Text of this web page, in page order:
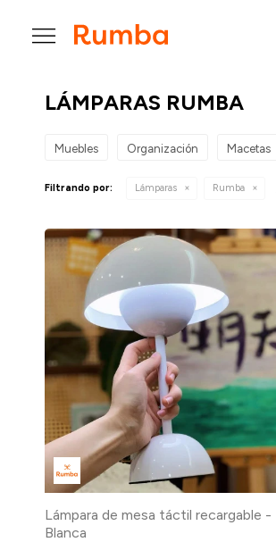

LÁMPARAS RUMBA
Muebles Organización Macetas
Filtrando por: Lámparas Rumba
Lámpara de mesa táctil recargable -
Blanca